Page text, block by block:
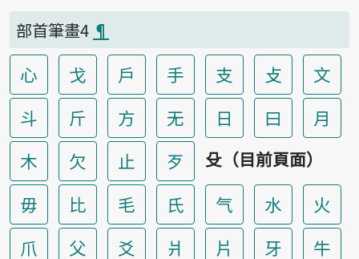
部首筆畫4 ¶
心 戈 戶 手 支 攴
文
斗
斤 方 无 日 曰
月
木
欠 止 歹 殳（目前頁面）
毋 比 毛 氏 气 水
火
爪
父 爻 爿 片 牙 牛